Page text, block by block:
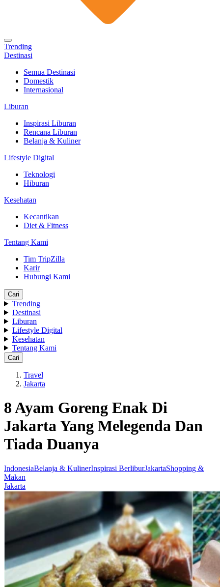
Trending
Destinasi
Semua Destinasi
Domestik
Internasional
Liburan
Inspirasi Liburan
Rencana Liburan
Belanja & Kuliner
Lifestyle Digital
Teknologi
Hiburan
Kesehatan
Kecantikan
Diet & Fitness
Tentang Kami
Tim TripZilla
Karir
Hubungi Kami
Cari
Trending
Destinasi
Liburan
Lifestyle Digital
Kesehatan
Tentang Kami
Cari
Travel
Jakarta
8 Ayam Goreng Enak Di
Jakarta Yang Melegenda Dan
Tiada Duanya
IndonesiaBelanja & KulinerInspirasi BerliburJakartaShopping &
Makan
Jakarta